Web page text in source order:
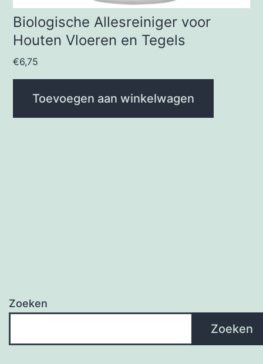
Biologische Allesreiniger voor
Houten Vloeren en Tegels
€6,75
Toevoegen aan winkelwagen
Zoeken
Zoeken